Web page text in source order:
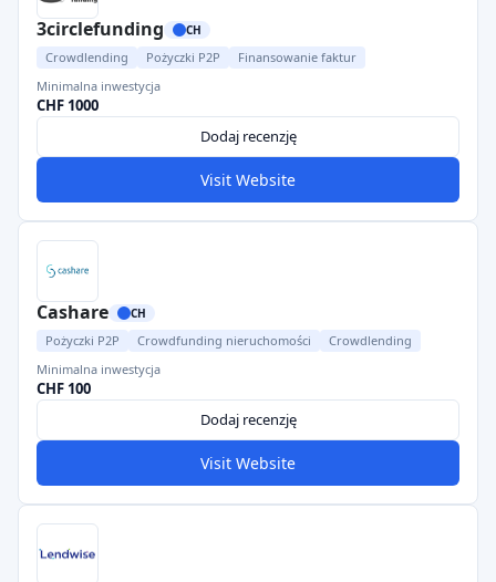
3circlefunding CH
Crowdlending Pożyczki P2P
Finansowanie faktur
Minimalna inwestycja
CHF 1000
Dodaj recenzję
Visit Website
Cashare CH
Pożyczki P2P Crowdfunding nieruchomości
Crowdlending
Minimalna inwestycja
CHF 100
Dodaj recenzję
Visit Website